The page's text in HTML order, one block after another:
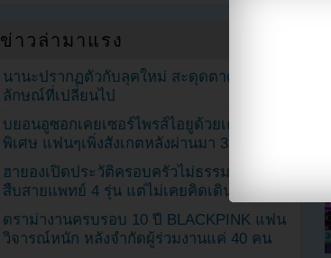
ข่าวล่ามาแรง
นานะปรากฏตัวกับลุคใหม่ สะดุดตาด้วยภาพ
ลักษณ์ที่เปลี่ยนไป
บยอนอูซอกเคยเซอร์ไพรส์ไอยูด้วยเค้กสั่งทำ
พิเศษ แฟนๆเพิ่งสังเกตหลังผ่านมา 3 เดือน
ฮายองเปิดประวัติครอบครัวไม่ธรรมดา
สืบสายแพทย์ 4 รุ่น แต่ไม่เคยคิดเดินตามรอย
ดราม่างานครบรอบ 10 ปี BLACKPINK แฟน
วิจารณ์หนัก หลังจำกัดผู้ร่วมงานแค่ 40 คน